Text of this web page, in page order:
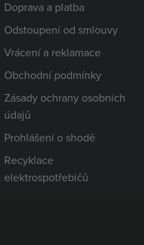
Doprava a platba
Odstoupení od smlouvy
Vrácení a reklamace
Obchodní podmínky
Zásady ochrany osobních
údajů
Prohlášení o shodě
Recyklace
elektrospotřebičů